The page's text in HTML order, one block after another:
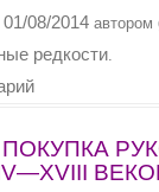
01/08/2014 автором
редкости.